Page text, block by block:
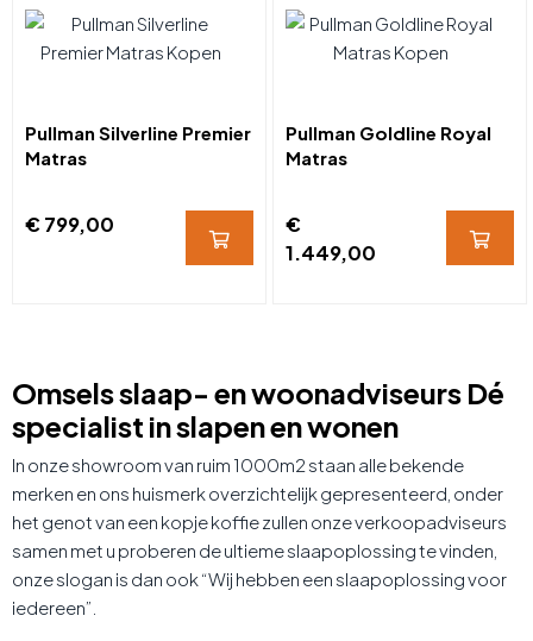
Pullman Silverline Premier
Matras
€ 799,00
Pullman Goldline Royal
Matras
€
1.449,00
Omsels slaap- en woonadviseurs Dé
specialist in slapen en wonen
In onze showroom van ruim 1000m2 staan alle bekende
merken en ons huismerk overzichtelijk gepresenteerd, onder
het genot van een kopje koffie zullen onze verkoopadviseurs
samen met u proberen de ultieme slaapoplossing te vinden,
onze slogan is dan ook “Wij hebben een slaapoplossing voor
iedereen”.